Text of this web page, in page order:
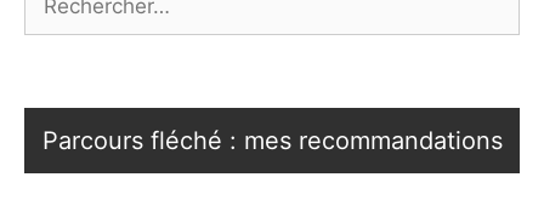
Parcours fléché : mes recommandations